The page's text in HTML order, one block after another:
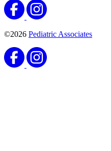
©2026 Pediatric Associates